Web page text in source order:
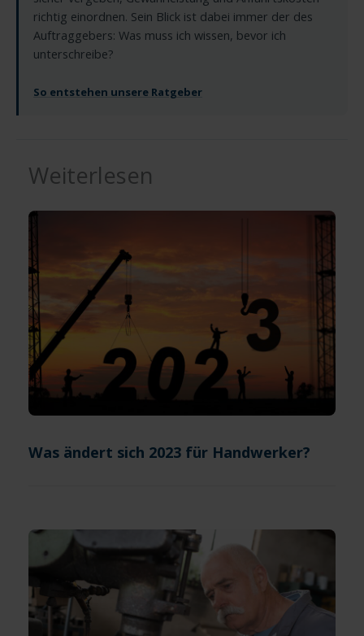
richtig einordnen. Sein Blick ist dabei immer der des
Auftraggebers: Was muss ich wissen, bevor ich
unterschreibe?
So entstehen unsere Ratgeber
Weiterlesen
Was ändert sich 2023 für Handwerker?